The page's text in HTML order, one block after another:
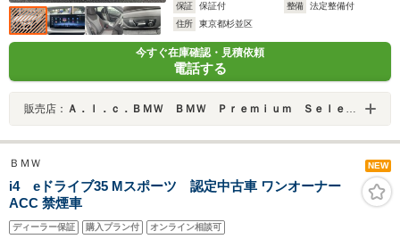
保証
保証付 整備
法定整備付
住所
東京都杉並区
今すぐ在庫確認・見積依頼
電話する
販売店： Ａ．ｌ．ｃ．ＢＭＷ ＢＭＷ Ｐｒｅｍｉｕｍ Ｓｅｌｅｃｔｉｏｎ 杉並 ／（株）ＡＬＣ Ｍｏｔｏｒｅｎ Ｔｏｋｙｏ
ＢＭＷ NEW
i4 eドライブ35 Mスポーツ 認定中古車 ワンオーナー
ACC 禁煙車
ディーラー保証 購入プラン付 オンライン相談可